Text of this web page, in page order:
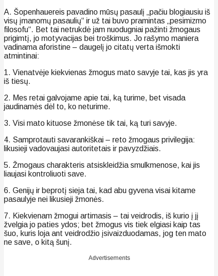
A. Šopenhauereis pavadino mūsų pasaulį „pačiu blogiausiu iš
visų įmanomų pasaulių“ ir už tai buvo pramintas „pesimizmo
filosofu“. Bet tai netrukdė jam nuodugniai pažinti žmogaus
prigimtį, jo motyvacijas bei troškimus. Jo rašymo maniera
vadinama aforistine – daugelį jo citatų verta išmokti
atmintinai:
1. Vienatvėje kiekvienas žmogus mato savyje tai, kas jis yra
iš tiesų.
2. Mes retai galvojame apie tai, ką turime, bet visada
jaudinamės dėl to, ko neturime.
3. Visi mato kituose žmonėse tik tai, ką turi savyje.
4. Samprotauti savarankiškai – reto žmogaus privilegija:
likusieji vadovaujasi autoritetais ir pavyzdžiais.
5. Žmogaus charakteris atsiskleidžia smulkmenose, kai jis
liaujasi kontroliuoti save.
6. Genijų ir beprotį sieja tai, kad abu gyvena visai kitame
pasaulyje nei likusieji žmonės.
7. Kiekvienam žmogui artimasis – tai veidrodis, iš kurio į jį
žvelgia jo paties ydos; bet žmogus vis tiek elgiasi kaip tas
šuo, kuris loja ant veidrodžio įsivaizduodamas, jog ten mato
ne save, o kitą šunį.
Advertisements